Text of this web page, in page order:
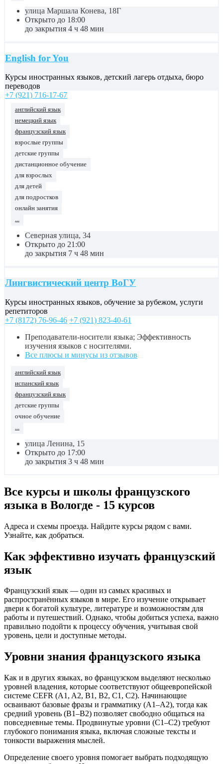
улица Маршала Конева, 18Г
Открыто до 18:00
до закрытия 4 ч 48 мин
English for You
Курсы иностранных языков, детский лагерь отдыха, бюро
переводов
+7 (921) 716-17-67
английский язык
немецкий язык
французский язык
взрослые группы
детские группы
дистанционное обучение
для взрослых
для детей
для подростков
онлайн занятия
...
Северная улица, 34
Открыто до 21:00
до закрытия 7 ч 48 мин
Лингвистический центр ВоГУ
Курсы иностранных языков, обучение за рубежом, услуги
репетиторов
+7 (8172) 76-96-46 +7 (921) 823-40-61
Преподаватели-носители языка; Эффективность
изучения языков с носителями.
Все плюсы и минусы из отзывов
английский язык
испанский язык
французский язык
детские группы
очное обучение
...
улица Ленина, 15
Открыто до 17:00
до закрытия 3 ч 48 мин
Все курсы и школы французского
языка в Вологде - 15 курсов
Адреса и схемы проезда. Найдите курсы рядом с вами.
Узнайте, как добраться.
Как эффективно изучать французский
язык
Французский язык — один из самых красивых и
распространённых языков в мире. Его изучение открывает
двери к богатой культуре, литературе и возможностям для
работы и путешествий. Однако, чтобы добиться успеха, важно
правильно подойти к процессу обучения, учитывая свой
уровень, цели и доступные методы.
Уровни знания французского языка
Как и в других языках, во французском выделяют несколько
уровней владения, которые соответствуют общеевропейской
системе CEFR (A1, A2, B1, B2, C1, C2). Начинающие
осваивают базовые фразы и грамматику (A1–A2), тогда как
средний уровень (B1–B2) позволяет свободно общаться на
повседневные темы. Продвинутые уровни (C1–C2) требуют
глубокого понимания языка, включая сложные тексты и
тонкости выражения мыслей.
Определение своего уровня помогает выбрать подходящую